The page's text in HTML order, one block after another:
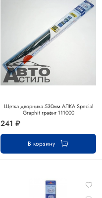
Щетка дворника 530мм АЛКА Special
Graphit графит 111000
241 ₽
В корзину